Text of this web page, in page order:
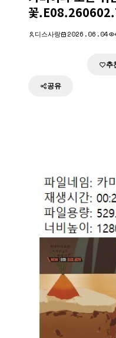
꽃
디스사랑 2026.06.04
추
공유